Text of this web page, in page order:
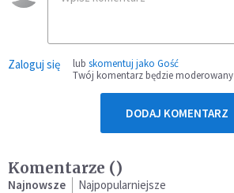
Zaloguj się lub skomentuj jako Gość
Twój komentarz będzie moderowany
DODAJ KOMENTARZ
Komentarze ()
Najnowsze Najpopularniejsze